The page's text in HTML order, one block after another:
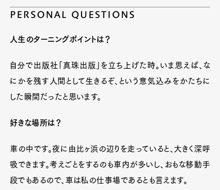
PERSONAL QUESTIONS
人生のターニングポイントは？
自分で出版社「真珠出版」を立ち上げた時。いま思えば、な
にかを残す人間として生きるぞ、という意気込みをかたちに
した瞬間だったと思います。
好きな場所は？
車の中です。夜に由比ヶ浜の辺りを走っていると、大きく深呼
吸できます。考えごとをするのも車内が多いし、おもな移動手
段でもあるので、車は私の仕事場であるとも言えます。